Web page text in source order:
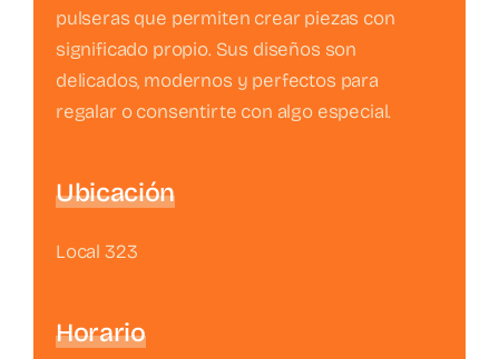
pulseras que permiten crear piezas con
significado propio. Sus diseños son
delicados, modernos y perfectos para
regalar o consentirte con algo especial.
Ubicación
Local 323
Horario